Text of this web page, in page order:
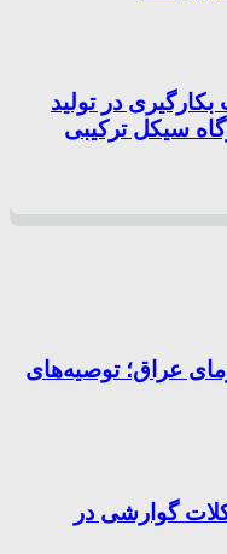
در تولید
سیکل ترکیبی
عراق؛ توصیه‌های
گوارشی در